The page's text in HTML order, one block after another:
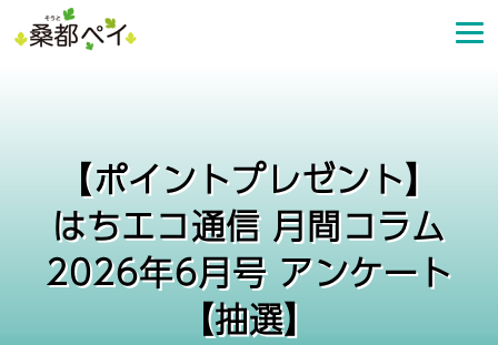
ン
【ポイントプレゼント】
はちエコ通信 月間コラム
2026年6月号 アンケート
【抽選】